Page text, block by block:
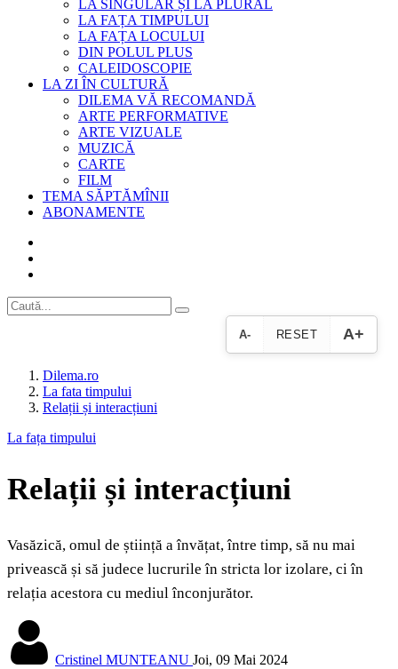
LA SINGULAR ȘI LA PLURAL
LA FAȚA TIMPULUI
LA FAȚA LOCULUI
DIN POLUL PLUS
CALEIDOSCOPIE
LA ZI ÎN CULTURĂ
DILEMA VĂ RECOMANDĂ
ARTE PERFORMATIVE
ARTE VIZUALE
MUZICĂ
CARTE
FILM
TEMA SĂPTĂMÎNII
ABONAMENTE
A- RESET A+
Dilema.ro
La fata timpului
Relații și interacțiuni
La fața timpului
Relații și interacțiuni
Vasăzică, omul de știință a învățat, între timp, să nu mai
privească și să judece lucrurile în stricta lor izolare, ci în
relația acestora cu mediul înconjurător.
Cristinel MUNTEANU Joi, 09 Mai 2024